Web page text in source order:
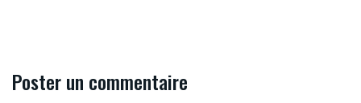
Poster un commentaire